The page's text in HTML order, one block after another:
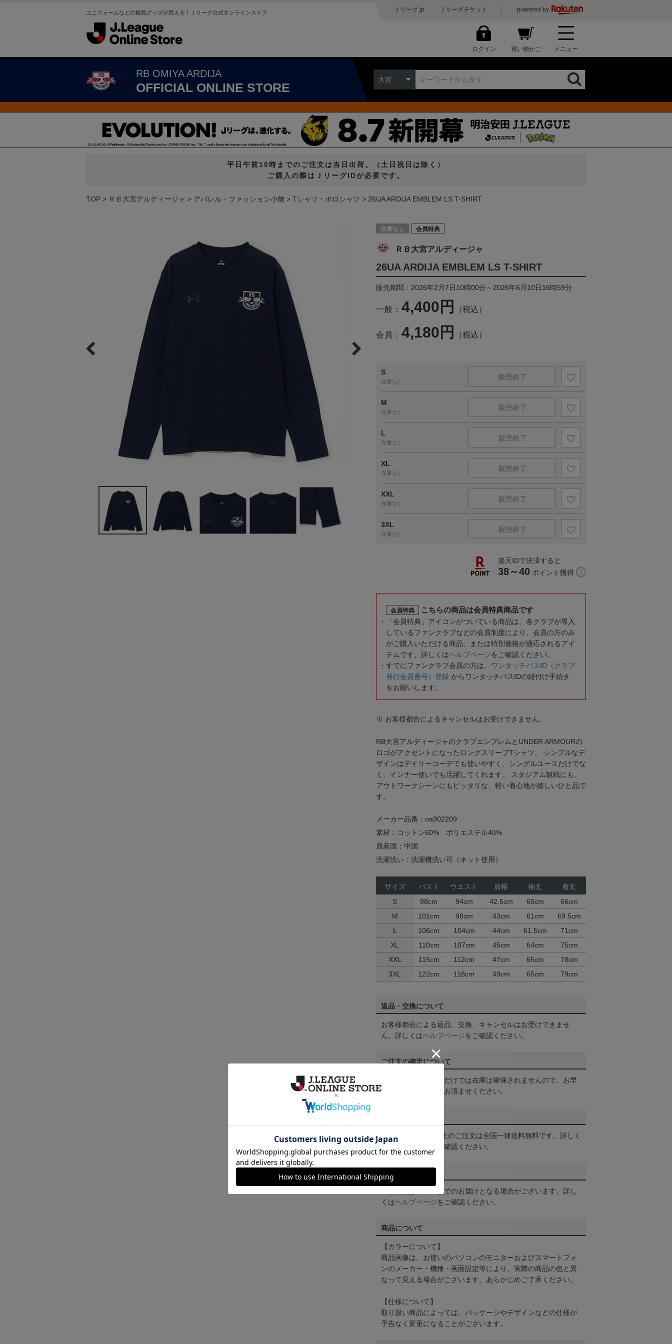
ユニフォームなどの観戦グッズが買える！Ｊリーグ公式オンラインストア Ｊリーグ.jp Ｊリーグチケット powered by
ログイン 買い物かご メニュー
RB OMIYA ARDIJA
OFFICIAL ONLINE STORE
大宮
平日午前10時までのご注文は当日出荷。（土日祝日は除く）
ご購入の際はＪリーグIDが必要です。
TOP ＲＢ大宮アルディージャ アパレル・ファッション小物 Tシャツ・ポロシャツ 26UA ARDIJA EMBLEM LS T-SHIRT
在庫なし 会員特典
ＲＢ大宮アルディージャ
26UA ARDIJA EMBLEM LS T-SHIRT
販売期間：2026年2月7日10時00分～2026年6月10日16時59分
一般： 4,400円 （税込）
会員： 4,180円 （税込）
S
在庫なし
販売終了
M
在庫なし
販売終了
L
在庫なし
販売終了
XL
在庫なし
販売終了
XXL
在庫なし
販売終了
3XL
在庫なし
販売終了
楽天IDで決済すると
38～40 ポイント獲得
会員特典 こちらの商品は会員特典商品です
「会員特典」アイコンがついている商品は、各クラブが導入
しているファンクラブなどの会員制度により、会員の方のみ
がご購入いただける商品、または特別価格が適応されるアイ
テムです。詳しくはヘルプページをご確認ください。
すでにファンクラブ会員の方は、
ワンタッチパスID（クラブ
発行会員番号）登録 からワンタッチパスIDの紐付け手続き
をお願いします。
※ お客様都合によるキャンセルはお受けできません。
RB大宮アルディージャのクラブエンブレムとUNDER ARMOURの
ロゴがアクセントになったロングスリーブTシャツ。 シンプルなデ
ザインはデイリーコーデでも使いやすく、シングルユースだけでな
く、インナー使いでも活躍してくれます。 スタジアム観戦にも、
アウトワークシーンにもピッタリな、軽い着心地が嬉しいひと品で
す。
メーカー品番：oa902209
素材：コットン60% ポリエステル40%
原産国：中国
洗濯洗い：洗濯機洗い可（ネット使用）
サイズ バスト ウエスト 肩幅 袖丈
着丈
S
98cm 94cm 42.5cm 60cm
66cm
M
101cm 98cm 43cm 61cm
69.5cm
L
106cm 104cm 44cm 61.5cm
71cm
XL
110cm 107cm 45cm 64cm
75cm
XXL
115cm 112cm 47cm 65cm
78cm
3XL
122cm 118cm 49cm 65cm 79cm
返品・交換について
お客様都合による返品、交換、キャンセルはお受けできませ
ん。詳しくはヘルプページをご確認ください。
ご注文の確定について
買い物かごに入れるだけでは在庫は確保されませんので、お早
めにご購入手続きをお済ませください。
3,980円（税込）以上のご注文は全国一律送料無料です。詳しく
は
をご確認ください。
配送方法について
一部商品はメール便でのお届けとなる場合がございます。詳し
くはヘルプページをご確認ください。
商品について
【カラーについて】
商品画像は、お使いのパソコンのモニターおよびスマートフォ
ンのメーカー・機種・画面設定等により、実際の商品の色と異
なって見える場合がございます。あらかじめご了承ください。
【仕様について】
取り扱い商品によっては、パッケージやデザインなどの仕様が
予告なく変更になることがございます。